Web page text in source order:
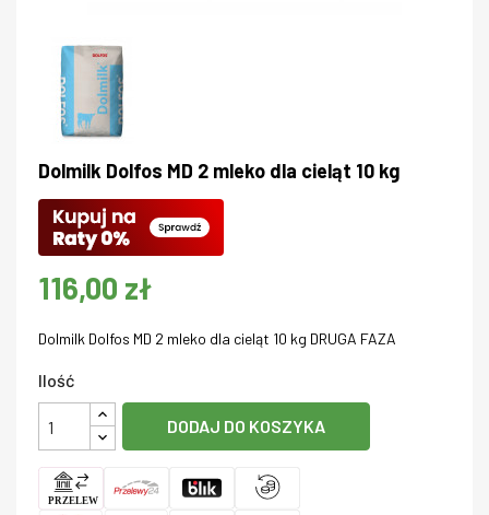
Dolmilk Dolfos MD 2 mleko dla cieląt 10 kg
116,00 zł
Dolmilk Dolfos MD 2 mleko dla cieląt 10 kg DRUGA FAZA
Ilość
DODAJ DO KOSZYKA